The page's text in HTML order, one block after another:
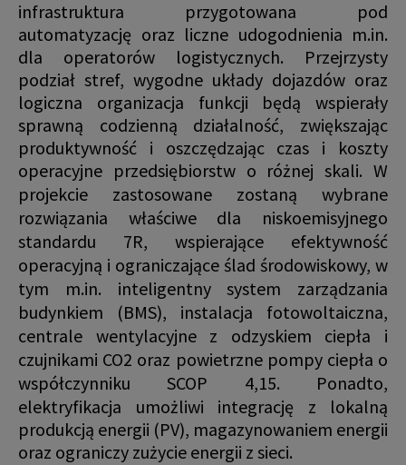
infrastruktura przygotowana pod
automatyzację oraz liczne udogodnienia m.in.
dla operatorów logistycznych. Przejrzysty
podział stref, wygodne układy dojazdów oraz
logiczna organizacja funkcji będą wspierały
sprawną codzienną działalność, zwiększając
produktywność i oszczędzając czas i koszty
operacyjne przedsiębiorstw o różnej skali. W
projekcie zastosowane zostaną wybrane
rozwiązania właściwe dla niskoemisyjnego
standardu 7R, wspierające efektywność
operacyjną i ograniczające ślad środowiskowy, w
tym m.in. inteligentny system zarządzania
budynkiem (BMS), instalacja fotowoltaiczna,
centrale wentylacyjne z odzyskiem ciepła i
czujnikami CO2 oraz powietrzne pompy ciepła o
współczynniku SCOP 4,15. Ponadto,
elektryfikacja umożliwi integrację z lokalną
produkcją energii (PV), magazynowaniem energii
oraz ograniczy zużycie energii z sieci.